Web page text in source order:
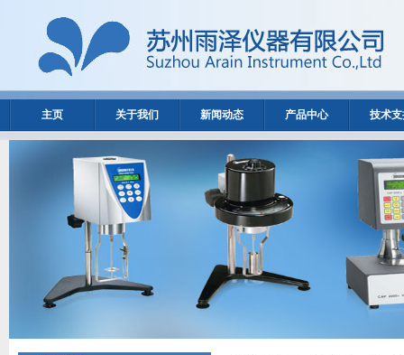
主页 关于我们 新闻动态 产品中心 技术